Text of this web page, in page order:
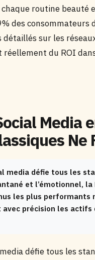
routine beauté
des
sur les
du ROI
Media
media défie tous les
et l’émotionnel, la
les plus performants
précision les actifs
défie tous les